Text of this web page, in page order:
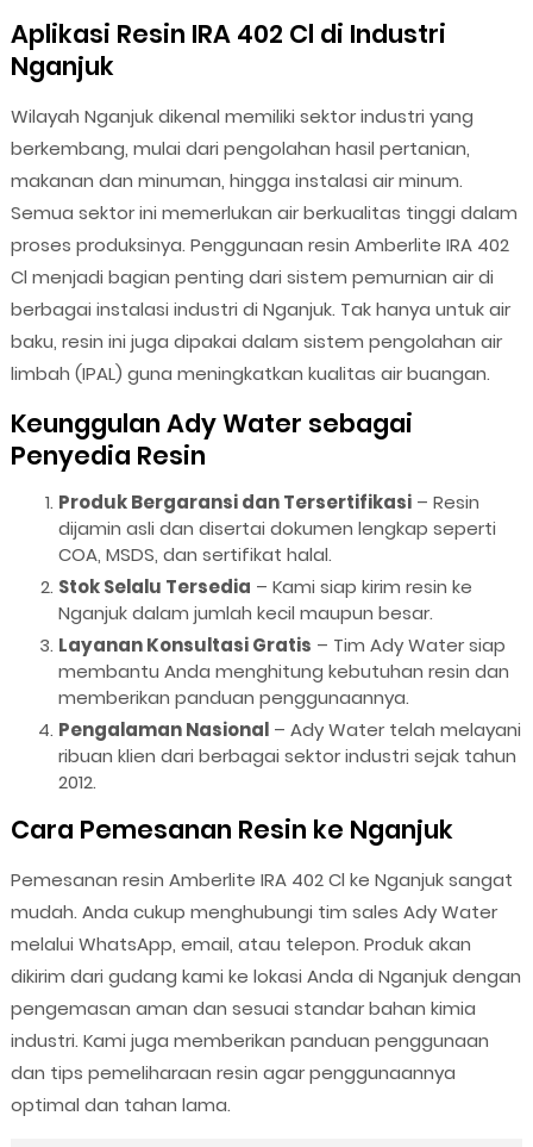
Aplikasi Resin IRA 402 Cl di Industri
Nganjuk
Wilayah Nganjuk dikenal memiliki sektor industri yang
berkembang, mulai dari pengolahan hasil pertanian,
makanan dan minuman, hingga instalasi air minum.
Semua sektor ini memerlukan air berkualitas tinggi dalam
proses produksinya. Penggunaan resin Amberlite IRA 402
Cl menjadi bagian penting dari sistem pemurnian air di
berbagai instalasi industri di Nganjuk. Tak hanya untuk air
baku, resin ini juga dipakai dalam sistem pengolahan air
limbah (IPAL) guna meningkatkan kualitas air buangan.
Keunggulan Ady Water sebagai
Penyedia Resin
Produk Bergaransi dan Tersertifikasi– Resin
dijamin asli dan disertai dokumen lengkap seperti
COA, MSDS, dan sertifikat halal.
Stok Selalu Tersedia – Kami siap kirim resin ke
Nganjuk dalam jumlah kecil maupun besar.
Layanan Konsultasi Gratis – Tim Ady Water siap
membantu Anda menghitung kebutuhan resin dan
memberikan panduan penggunaannya.
Pengalaman Nasional– Ady Water telah melayani
ribuan klien dari berbagai sektor industri sejak tahun
2012.
Cara Pemesanan Resin ke Nganjuk
Pemesanan resin Amberlite IRA 402 Cl ke Nganjuk sangat
mudah. Anda cukup menghubungi tim sales Ady Water
melalui WhatsApp, email, atau telepon. Produk akan
dikirim dari gudang kami ke lokasi Anda di Nganjuk dengan
pengemasan aman dan sesuai standar bahan kimia
industri. Kami juga memberikan panduan penggunaan
dan tips pemeliharaan resin agar penggunaannya
optimal dan tahan lama.